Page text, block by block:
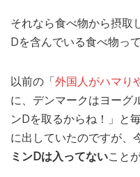
それなら食べ物から摂取
Dを含んでいる食べ物っ
以前の「外国人がハマり
に、デンマークはヨーグ
ンDを取るからね！」と
に出していたのですが、
ミンDは入ってないこと